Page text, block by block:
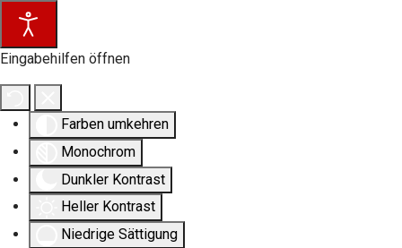
Eingabehilfen öffnen
Farben umkehren
Monochrom
Dunkler Kontrast
Heller Kontrast
Niedrige Sättigung